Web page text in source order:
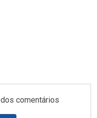
comentários